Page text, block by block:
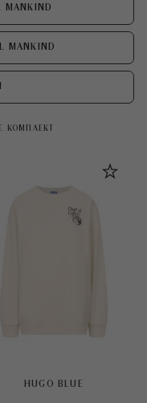
КОМПЛЕКТ
HUGO BLUE